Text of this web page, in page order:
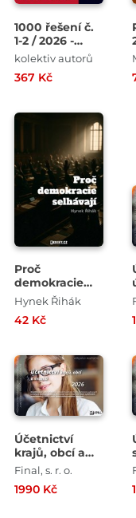
1000 řešení č.
1-2 / 2026 -
Pomocní
kolektiv autorů
367 Kč
Proč
demokracie
selhávají
Hynek Řihák
42 Kč
Účetnictví
krajů, obcí a
svazků 2026
Final, s. r. o.
1990 Kč